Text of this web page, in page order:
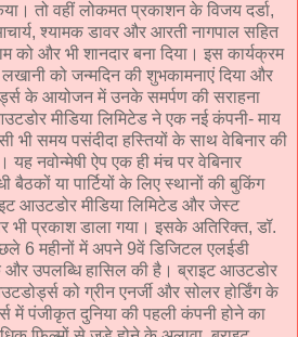
तो वहीं लोकमत प्रकाशन के विजय दर्डा,
श्यामक डावर और आरती नागपाल सहित
को और भी शानदार बना दिया। इस कार्यक्रम
को जन्मदिन की शुभकामनाएं दिया और
के आयोजन में उनके समर्पण की सराहना
मीडिया लिमिटेड ने एक नई कंपनी- माय
भी समय पसंदीदा हस्तियों के साथ वेबिनार की
यह नवोन्मेषी ऐप एक ही मंच पर वेबिनार
बैठकों या पार्टियों के लिए स्थानों की बुकिंग
आउटडोर मीडिया लिमिटेड और जेस्ट
भी प्रकाश डाला गया। इसके अतिरिक्त, डॉ.
6 महीनों में अपने 9वें डिजिटल एलईडी
उपलब्धि हासिल की है। ब्राइट आउटडोर
को ग्रीन एनर्जी और सोलर होर्डिंग के
में पंजीकृत दुनिया की पहली कंपनी होने का